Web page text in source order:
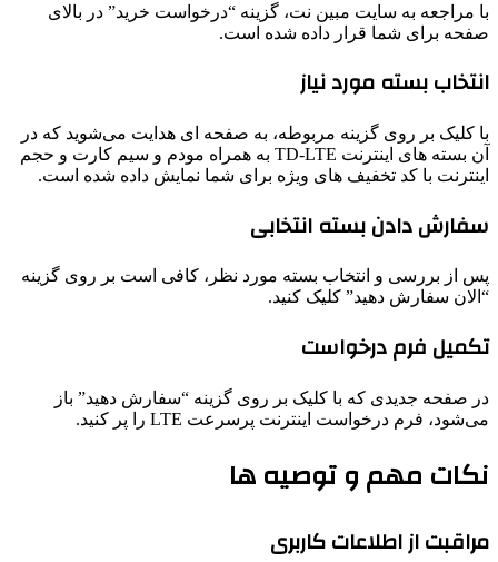
با مراجعه به سایت مبین نت، گزینه “درخواست خرید” در بالای
صفحه برای شما قرار داده شده است.
انتخاب بسته مورد نیاز
با کلیک بر روی گزینه مربوطه، به صفحه ‌ای هدایت می‌شوید که در
آن بسته ‌های اینترنت TD-LTE به همراه مودم و سیم کارت و حجم
اینترنت با کد تخفیف های ویژه برای شما نمایش داده شده است.
سفارش دادن بسته انتخابی
پس از بررسی و انتخاب بسته مورد نظر، کافی است بر روی گزینه
“الان سفارش دهید” کلیک کنید.
تکمیل فرم درخواست
در صفحه جدیدی که با کلیک بر روی گزینه “سفارش دهید” باز
می‌شود، فرم درخواست اینترنت پرسرعت LTE را پر کنید.
نکات مهم و توصیه ‌ها
مراقبت از اطلاعات کاربری